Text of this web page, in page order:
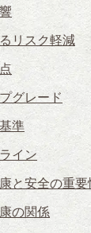
リスク軽減
グレード
準
イン
と安全の重要
の関係